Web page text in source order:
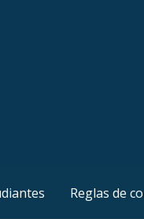
Reglas de